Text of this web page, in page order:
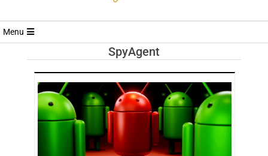
RIVISTA
TRENDS
Menu
SpyAgent